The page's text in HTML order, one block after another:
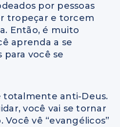
por pessoas
tropeçar e torcem
Então, é muito
aprenda a se
você se
totalmente anti-Deus.
você vai se tornar
vê “evangélicos”